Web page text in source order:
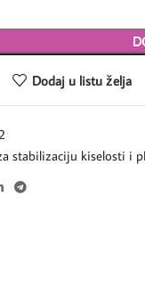
Dodaj u listu želja
stabilizaciju kiselosti i